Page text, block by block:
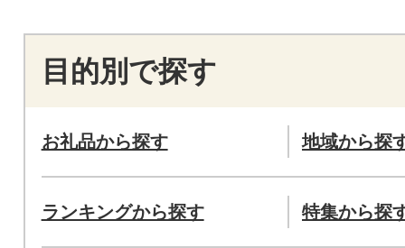
目的別で探す
お礼品から探す 地域から探
ランキングから探す 特集から探